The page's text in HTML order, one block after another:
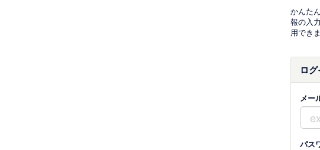
かんた
報の入
用できま
ロ
メー
パス